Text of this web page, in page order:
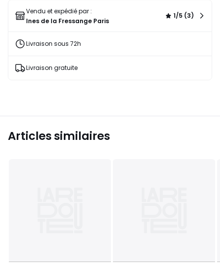
réduction
Vendu et expédié par :
Ines de la Fressange Paris
1/5 (3)
Livraison sous 72h
Livraison gratuite
Articles similaires